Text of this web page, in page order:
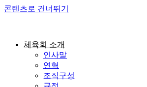
콘텐츠로 건너뛰기
체육회 소개
인사말
연혁
조직구성